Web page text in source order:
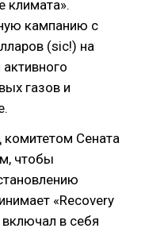
климата».
кампанию с
(sic!) на
газов и
комитетом Сената
чтобы
«Recovery
в себя